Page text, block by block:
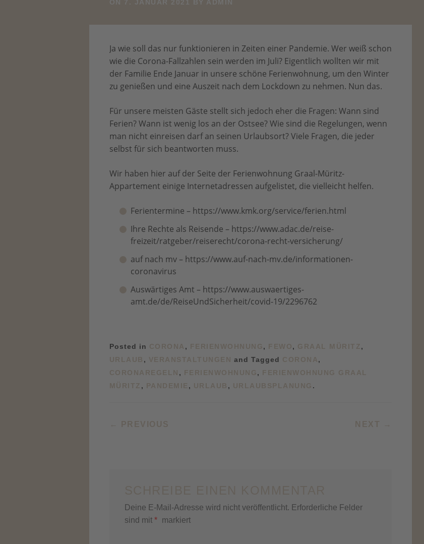
ON 7. JANUAR 2021 BY ADMIN
Ja wie soll das nur funktionieren in Zeiten einer Pandemie. Wer weiß schon
wie die Corona-Fallzahlen sein werden im Juli? Eigentlich wollten wir mit
der Familie Ende Januar in unsere schöne Ferienwohnung, um den Winter
zu genießen und eine Auszeit nach dem Lockdown zu nehmen. Nun das.
Für unsere meisten Gäste stellt sich jedoch eher die Fragen: Wann sind
Ferien? Wann ist wenig los an der Ostsee? Wie sind die Regelungen, wenn
man nicht einreisen darf an seinen Urlaubsort? Viele Fragen, die jeder
selbst für sich beantworten muss.
Wir haben hier auf der Seite der Ferienwohnung Graal-Müritz-
Appartement einige Internetadressen aufgelistet, die vielleicht helfen.
Ferientermine – https://www.kmk.org/service/ferien.html
Ihre Rechte als Reisende – https://www.adac.de/reise-
freizeit/ratgeber/reiserecht/corona-recht-versicherung/
auf nach mv – https://www.auf-nach-mv.de/informationen-
coronavirus
Auswärtiges Amt – https://www.auswaertiges-
amt.de/de/ReiseUndSicherheit/covid-19/2296762
Posted in CORONA , FERIENWOHNUNG, FEWO, GRAAL MÜRITZ ,
URLAUB , VERANSTALTUNGEN and Tagged CORONA,
CORONAREGELN , FERIENWOHNUNG, FERIENWOHNUNG GRAAL
MÜRITZ , PANDEMIE , URLAUB , URLAUBSPLANUNG .
POST NAVIGATION
← PREVIOUS NEXT →
Deine E-Mail-Adresse wird nicht veröffentlicht. Erforderliche Felder
sind mit * markiert